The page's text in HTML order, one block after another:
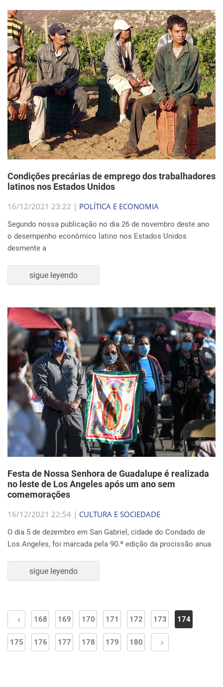
Condições precárias de emprego dos trabalhadores
latinos nos Estados Unidos
16/12/2021 23:22 | POLÍTICA E ECONOMIA
Segundo nossa publicação no dia 26 de novembro deste ano
o desempenho econômico latino nos Estados Unidos
desmente a
sigue leyendo
Festa de Nossa Senhora de Guadalupe é realizada
no leste de Los Angeles após um ano sem
comemorações
16/12/2021 22:54 | CULTURA E SOCIEDADE
O dia 5 de dezembro em San Gabriel, cidade do Condado de
Los Angeles, foi marcada pela 90.ª edição da procissão anua
sigue leyendo
168 169 170 171 172 173 174
175 176 177 178 179 180